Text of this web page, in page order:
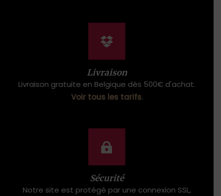
Livraison
Livraison gratuite en Belgique dès 500€ d'achat.
Voir tous les tarifs.
Sécurité
Notre site est protégé par une connexion SSL,